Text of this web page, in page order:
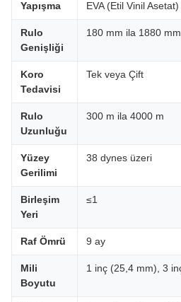
Yapışma EVA (Etil Vinil Asetat)
Rulo
Genişliği
180 mm ila 1880 mm
Koro
Tedavisi
Tek veya Çift
Rulo
Uzunluğu
300 m ila 4000 m
Yüzey
Gerilimi
38 dynes üzeri
Birleşim
Yeri
≤1
Raf Ömrü 9 ay
Mili
Boyutu
1 inç (25,4 mm), 3